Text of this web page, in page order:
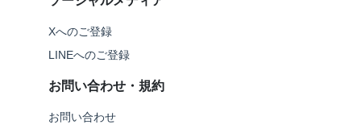
Xへのご登録
LINEへのご登録
お問い合わせ・規約
お問い合わせ